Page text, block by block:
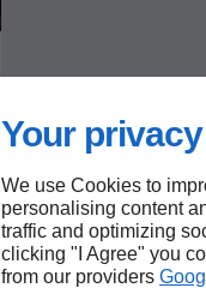
Your
We use Cookies to
personalising content
traffic and optimizing
clicking "I Agree" you
from our providers